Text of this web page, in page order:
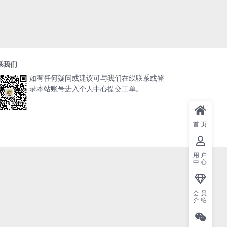
我们
如有任何疑问或建议可与我们在线联系或登
录本站账号进入个人中心提交工单。
首页
用户
中心
会员
介绍